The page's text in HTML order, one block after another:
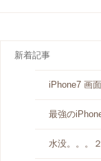
新着記事
iPhone7 画
最強の
水没。。。